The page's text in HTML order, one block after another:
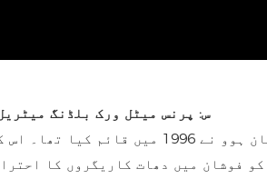
1. س: پرنس میٹل ورک بلڈنگ
پرنس میٹل ورک بلڈنگ میٹریل کو
فوشان میں دھات کاریگروں کا